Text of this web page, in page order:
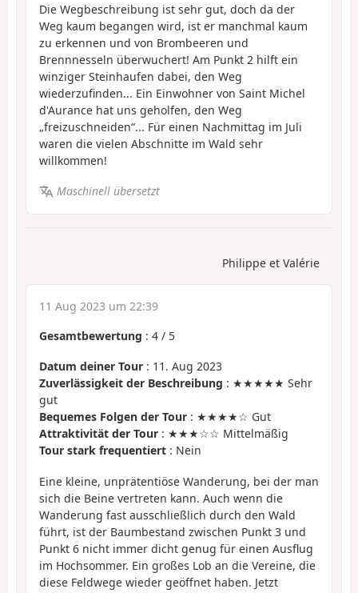
Die Wegbeschreibung ist sehr gut, doch da der
Weg kaum begangen wird, ist er manchmal kaum
zu erkennen und von Brombeeren und
Brennnesseln überwuchert! Am Punkt 2 hilft ein
winziger Steinhaufen dabei, den Weg
wiederzufinden... Ein Einwohner von Saint Michel
d'Aurance hat uns geholfen, den Weg
„freizuschneiden“... Für einen Nachmittag im Juli
waren die vielen Abschnitte im Wald sehr
willkommen!
Maschinell übersetzt
Philippe et Valérie
11 Aug 2023 um 22:39
Gesamtbewertung : 4 / 5
Datum deiner Tour : 11. Aug 2023
Zuverlässigkeit der Beschreibung : ★★★★★ Sehr
gut
Bequemes Folgen der Tour : ★★★★☆ Gut
Attraktivität der Tour : ★★★☆☆ Mittelmäßig
Tour stark frequentiert : Nein
Eine kleine, unprätentiöse Wanderung, bei der man
sich die Beine vertreten kann. Auch wenn die
Wanderung fast ausschließlich durch den Wald
führt, ist der Baumbestand zwischen Punkt 3 und
Punkt 6 nicht immer dicht genug für einen Ausflug
im Hochsommer. Ein großes Lob an die Vereine, die
diese Feldwege wieder geöffnet haben. Jetzt